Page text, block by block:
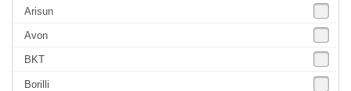
Arisun
Avon
BKT
Borilli